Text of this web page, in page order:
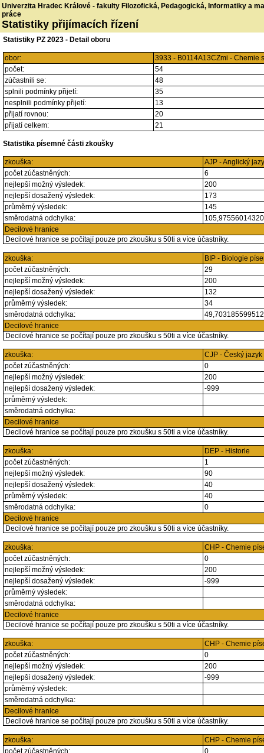
Univerzita Hradec Králové - fakulty Filozofická, Pedagogická, Informatiky a
práce
Statistiky přijímacích řízení
Statistiky PZ 2023 - Detail oboru
obor:
3933 - B0114A13CZmi - Chemie
počet:
54
zúčastnili se:
48
splnili podmínky přijetí:
35
nesplnili podmínky přijetí:
13
přijatí rovnou:
20
přijatí celkem:
21
Statistika písemné části zkoušky
zkouška:
AJP - Anglický
počet zúčastněných:
6
nejlepší možný výsledek:
200
nejlepší dosažený výsledek:
173
průměrný výsledek:
145
směrodatná odchylka:
Decilové hranice
Decilové hranice se počítají pouze pro zkoušku s 50ti a více účastníky.
zkouška:
BIP - Biologie
počet zúčastněných:
29
nejlepší možný výsledek:
200
nejlepší dosažený výsledek:
132
průměrný výsledek:
34
směrodatná odchylka:
Decilové hranice
Decilové hranice se počítají pouze pro zkoušku s 50ti a více účastníky.
zkouška:
CJP - Český jazyk
počet zúčastněných:
0
nejlepší možný výsledek:
200
nejlepší dosažený výsledek:
-999
průměrný výsledek:
směrodatná odchylka:
Decilové hranice
Decilové hranice se počítají pouze pro zkoušku s 50ti a více účastníky.
zkouška:
DEP - Historie
počet zúčastněných:
1
nejlepší možný výsledek:
90
nejlepší dosažený výsledek:
40
průměrný výsledek:
40
směrodatná odchylka:
0
Decilové hranice
Decilové hranice se počítají pouze pro zkoušku s 50ti a více účastníky.
zkouška:
CHP - Chemie
počet zúčastněných:
0
nejlepší možný výsledek:
200
nejlepší dosažený výsledek:
-999
průměrný výsledek:
směrodatná odchylka:
Decilové hranice
Decilové hranice se počítají pouze pro zkoušku s 50ti a více účastníky.
zkouška:
CHP - Chemie
počet zúčastněných:
0
nejlepší možný výsledek:
200
nejlepší dosažený výsledek:
-999
průměrný výsledek:
směrodatná odchylka:
Decilové hranice
Decilové hranice se počítají pouze pro zkoušku s 50ti a více účastníky.
zkouška:
CHP - Chemie
počet zúčastněných:
0